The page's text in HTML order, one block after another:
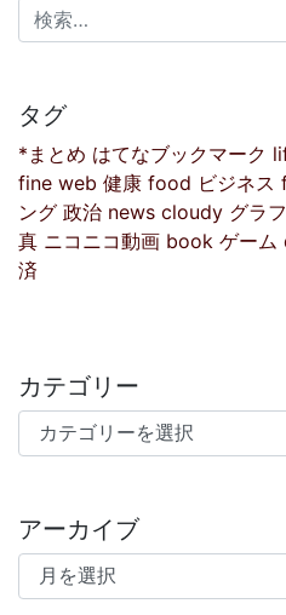
検索:
タグ
*まとめ はてなブックマーク
fine web 健康 food ビジネス
ング 政治 news cloudy グラ
真 ニコニコ動画 book ゲーム
済
カテゴリー
カテゴリー
アーカイブ
アーカイブ